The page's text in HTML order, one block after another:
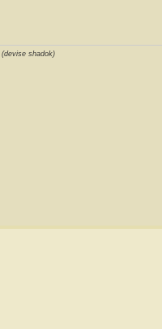
(devise shadok)